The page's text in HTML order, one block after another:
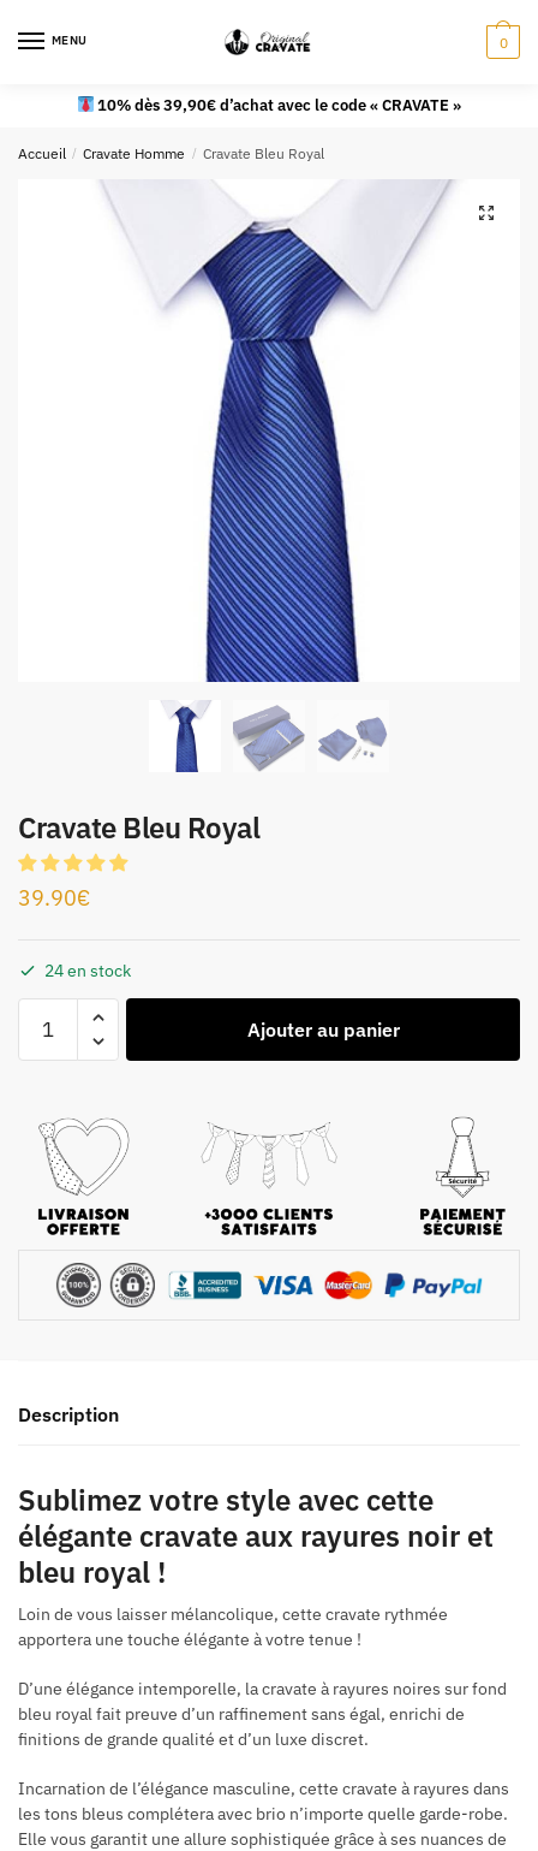
MENU 0
10% dès 39,90€ d’achat avec le code « CRAVATE »
Accueil / Cravate Homme / Cravate Bleu Royal
Cravate Bleu Royal
39.90€
24 en stock
Ajouter au panier
Description
Sublimez votre style avec cette
élégante cravate aux rayures noir et
bleu royal !
Loin de vous laisser mélancolique, cette cravate rythmée
apportera une touche élégante à votre tenue !
D’une élégance intemporelle, la cravate à rayures noires sur fond
bleu royal fait preuve d’un raffinement sans égal, enrichi de
finitions de grande qualité et d’un luxe discret.
Incarnation de l’élégance masculine, cette cravate à rayures dans
les tons bleus complétera avec brio n’importe quelle garde-robe.
Elle vous garantit une allure sophistiquée grâce à ses nuances de